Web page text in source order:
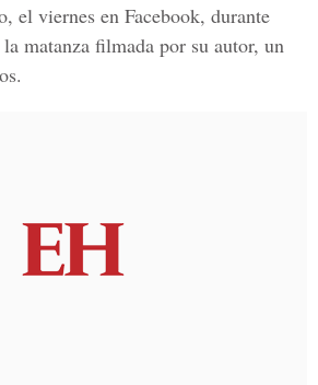
el viernes en Facebook, durante
matanza filmada por su autor, un